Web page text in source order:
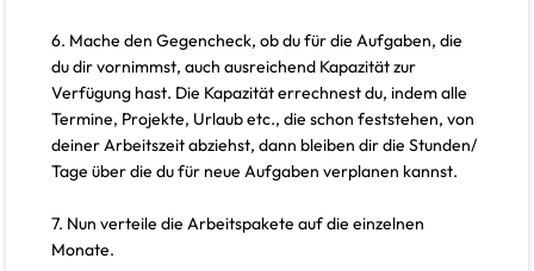
6. Mache den Gegencheck, ob du für die Aufgaben, die
du dir vornimmst, auch ausreichend Kapazität zur
Verfügung hast. Die Kapazität errechnest du, indem alle
Termine, Projekte, Urlaub etc., die schon feststehen, von
deiner Arbeitszeit abziehst, dann bleiben dir die Stunden/
Tage über die du für neue Aufgaben verplanen kannst.
7. Nun verteile die Arbeitspakete auf die einzelnen
Monate.